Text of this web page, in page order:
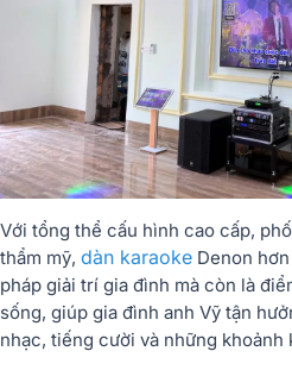
Với tổng thể cấu hình cao cấp,
thẩm mỹ, dàn karaoke Denon
pháp giải trí gia đình mà còn là
sống, giúp gia đình anh Vỹ tận
nhạc, tiếng cười và những khoảnh